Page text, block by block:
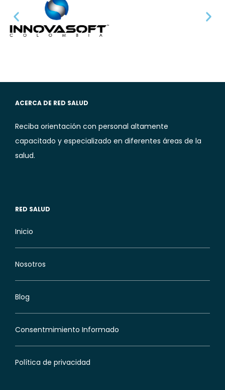
ACERCA DE RED SALUD
Reciba orientación con personal altamente
capacitado y especializado en diferentes áreas de la
salud.​
RED SALUD
Inicio
Nosotros
Blog
Consentmimiento Informado
Política de privacidad